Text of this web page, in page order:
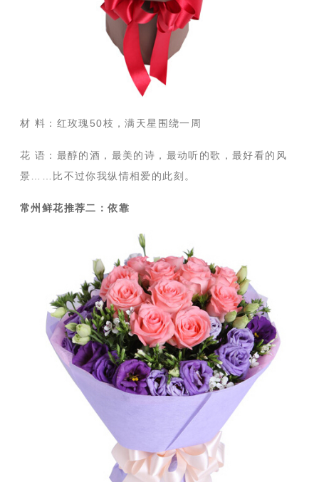
材 料：红玫瑰50枝，满天星围绕一周
花 语：最醇的酒，最美的诗，最动听的歌，最好看的风
景……比不过你我纵情相爱的此刻。
常州鲜花推荐二：依靠